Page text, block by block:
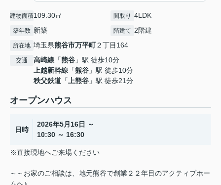
建物面積109.30㎡ 間取り 4LDK
築年数 新築 階建て 2階建
所在地 埼玉県熊谷市万平町２丁目164
交通 高崎線 「熊谷 」駅 徒歩10分
上越新幹線 「熊谷 」駅 徒歩10分
秩父鉄道 「上熊谷 」駅 徒歩21分
オープンハウス
日時
2026年5月16日 ～
10:30 ～ 16:30
※直接現地へご来場ください
～～お家のご相談は、地元熊谷で創業２２年目のアクティブホー